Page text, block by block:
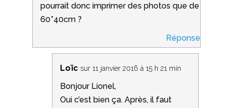
pourrait donc imprimer des photos que de
60*40cm ?
Réponse
Loïc sur 11 janvier 2016 à 15 h 21 min
Bonjour Lionel,
Oui c’est bien ça. Après, il faut